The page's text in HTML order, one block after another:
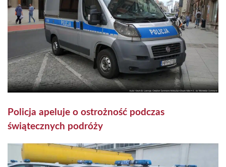
Policja apeluje o ostrożność podczas
świątecznych podróży